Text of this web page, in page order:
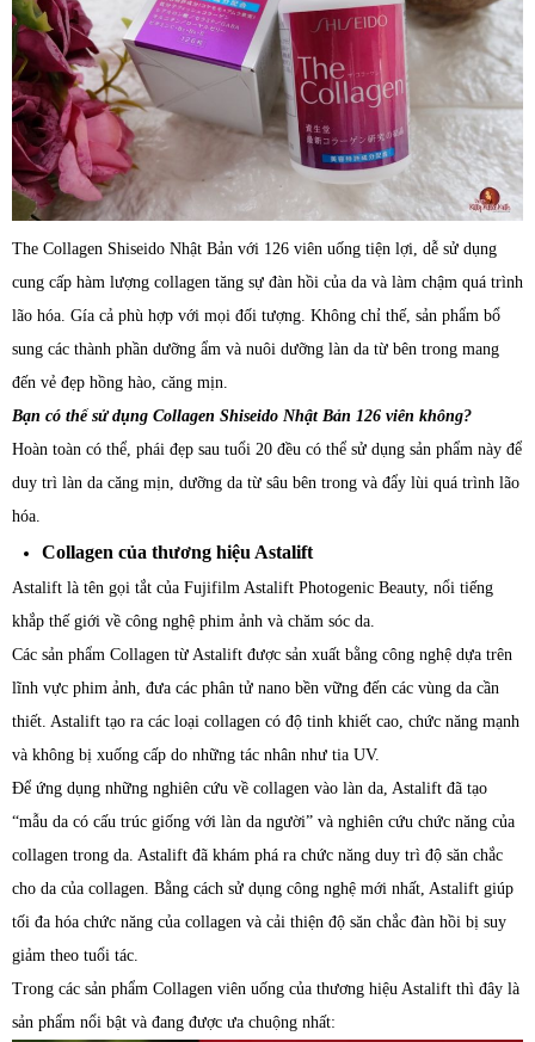
The Collagen Shiseido Nhật Bản với 126 viên uống tiện lợi, dễ sử dụng
cung cấp hàm lượng collagen tăng sự đàn hồi của da và làm chậm quá trình
lão hóa. Gía cả phù hợp với mọi đối tượng. Không chỉ thế, sản phẩm bổ
sung các thành phần dưỡng ẩm và nuôi dưỡng làn da từ bên trong mang
đến vẻ đẹp hồng hào, căng mịn.
Bạn có thể sử dụng Collagen Shiseido Nhật Bản 126 viên không?
Hoàn toàn có thể, phái đẹp sau tuổi 20 đều có thể sử dụng sản phẩm này để
duy trì làn da căng mịn, dưỡng da từ sâu bên trong và đẩy lùi quá trình lão
hóa.
Collagen của thương hiệu Astalift
Astalift là tên gọi tắt của Fujifilm Astalift Photogenic Beauty, nổi tiếng
khắp thế giới về công nghệ phim ảnh và chăm sóc da.
Các sản phẩm Collagen từ Astalift được sản xuất bằng công nghệ dựa trên
lĩnh vực phim ảnh, đưa các phân tử nano bền vững đến các vùng da cần
thiết. Astalift tạo ra các loại collagen có độ tinh khiết cao, chức năng mạnh
và không bị xuống cấp do những tác nhân như tia UV.
Để ứng dụng những nghiên cứu về collagen vào làn da, Astalift đã tạo
“mẫu da có cấu trúc giống với làn da người” và nghiên cứu chức năng của
collagen trong da. Astalift đã khám phá ra chức năng duy trì độ săn chắc
cho da của collagen. Bằng cách sử dụng công nghệ mới nhất, Astalift giúp
tối đa hóa chức năng của collagen và cải thiện độ săn chắc đàn hồi bị suy
giảm theo tuổi tác.
Trong các sản phẩm Collagen viên uống của thương hiệu Astalift thì đây là
sản phẩm nổi bật và đang được ưa chuộng nhất: